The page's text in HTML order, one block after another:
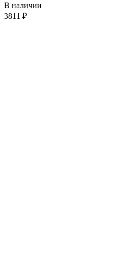
В наличии
3811 ₽